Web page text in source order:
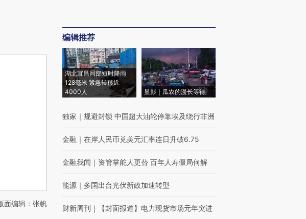
面编辑：张帆
编辑推荐
湖北宜昌局部短时降雨
128毫米 紧急转移近
4000人
显影｜瓜农的漫长等待
独家 ｜ 规避封锁 中国超大油轮停靠埃及绕行非洲
金融 ｜ 在岸人民币兑美元汇率连日升破6.75
金融我闻 ｜ 资管掌舵人更替 百年人寿僵局何解
能源 ｜ 多国出台光伏新政加速转型
财新周刊 ｜ 【封面报道】电力现货市场元年突进